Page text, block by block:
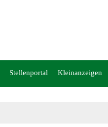
Stellenportal Kleinanzeigen